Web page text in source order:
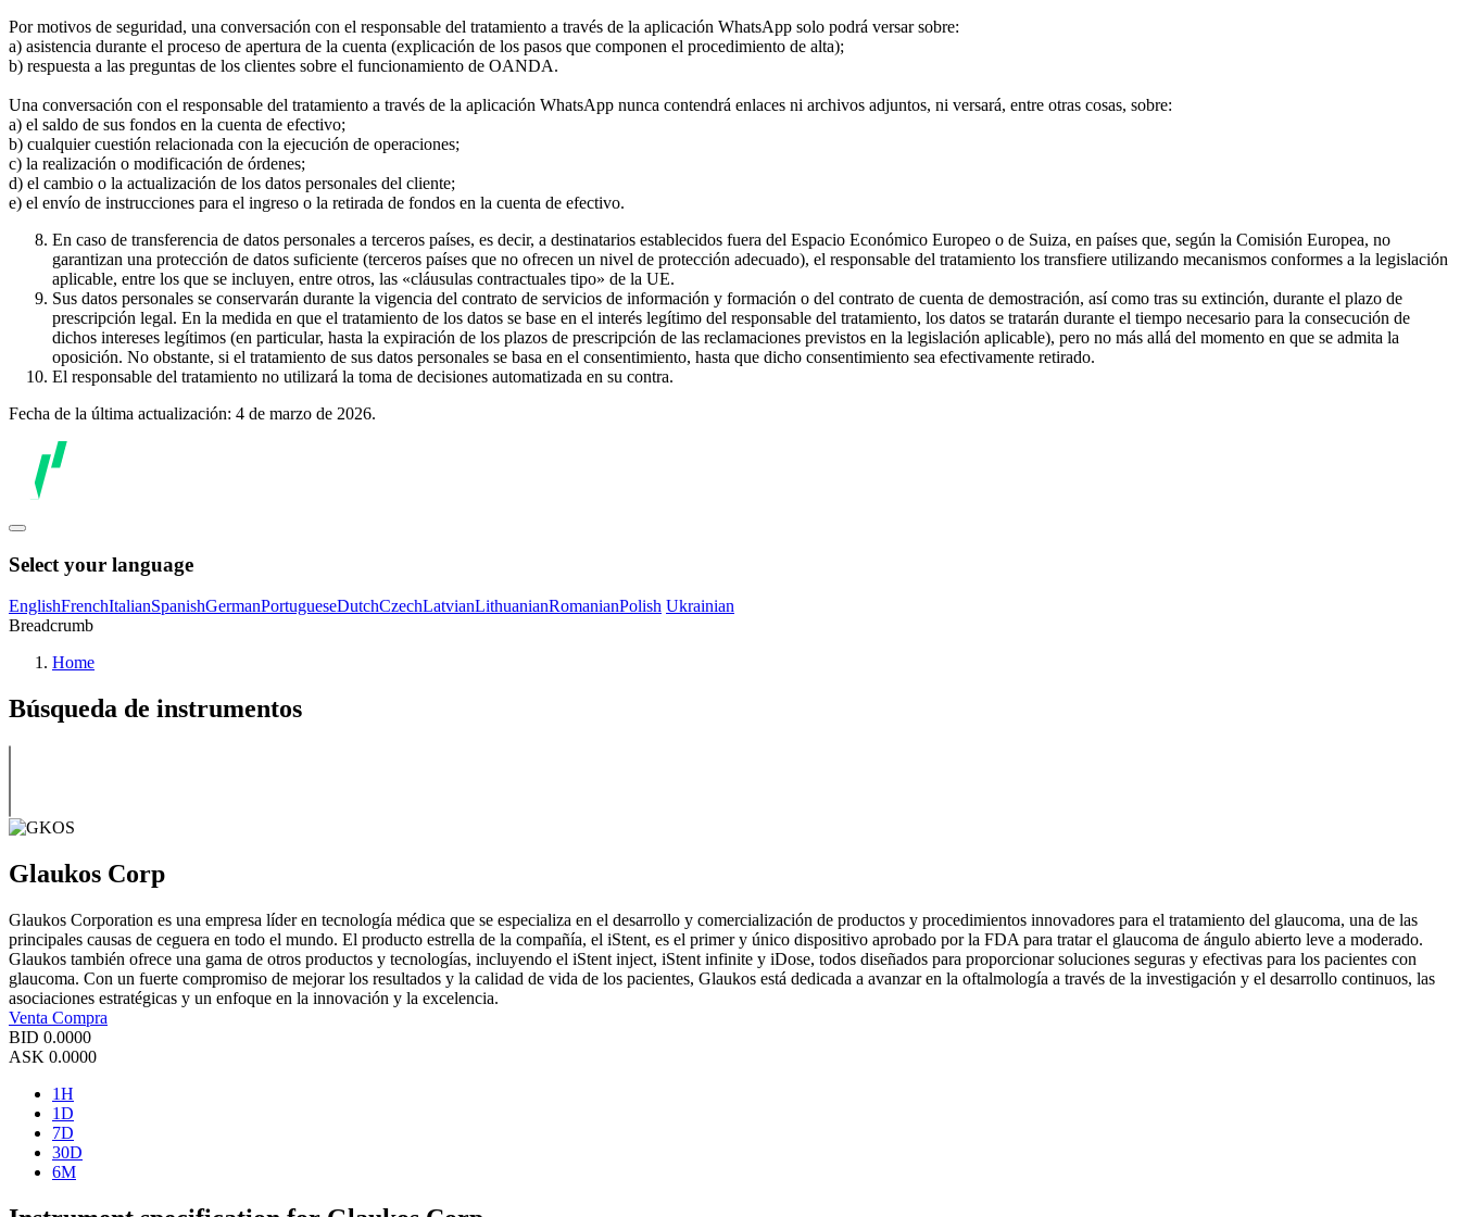
Por motivos de seguridad, una conversación con el responsable del tratamiento a través de la aplicación WhatsApp solo podrá versar sobre:
a) asistencia durante el proceso de apertura de la cuenta (explicación de los pasos que componen el procedimiento de alta);
b) respuesta a las preguntas de los clientes sobre el funcionamiento de OANDA.
Una conversación con el responsable del tratamiento a través de la aplicación WhatsApp nunca contendrá enlaces ni archivos adjuntos, ni versará, entre otras cosas, sobre:
a) el saldo de sus fondos en la cuenta de efectivo;
b) cualquier cuestión relacionada con la ejecución de operaciones;
c) la realización o modificación de órdenes;
d) el cambio o la actualización de los datos personales del cliente;
e) el envío de instrucciones para el ingreso o la retirada de fondos en la cuenta de efectivo.
En caso de transferencia de datos personales a terceros países, es decir, a destinatarios establecidos fuera del Espacio Económico Europeo o de Suiza, en países que, según la Comisión Europea, no
garantizan una protección de datos suficiente (terceros países que no ofrecen un nivel de protección adecuado), el responsable del tratamiento los transfiere utilizando mecanismos conformes a la legislación
aplicable, entre los que se incluyen, entre otros, las «cláusulas contractuales tipo» de la UE.
Sus datos personales se conservarán durante la vigencia del contrato de servicios de información y formación o del contrato de cuenta de demostración, así como tras su extinción, durante el plazo de
prescripción legal. En la medida en que el tratamiento de los datos se base en el interés legítimo del responsable del tratamiento, los datos se tratarán durante el tiempo necesario para la consecución de
dichos intereses legítimos (en particular, hasta la expiración de los plazos de prescripción de las reclamaciones previstos en la legislación aplicable), pero no más allá del momento en que se admita la
oposición. No obstante, si el tratamiento de sus datos personales se basa en el consentimiento, hasta que dicho consentimiento sea efectivamente retirado.
El responsable del tratamiento no utilizará la toma de decisiones automatizada en su contra.
Fecha de la última actualización: 4 de marzo de 2026.
Select your language
EnglishFrenchItalianSpanishGermanPortugueseDutchCzechLatvianLithuanianRomanianPolish Ukrainian
Breadcrumb
Home
Búsqueda de instrumentos
Glaukos Corp
Glaukos Corporation es una empresa líder en tecnología médica que se especializa en el desarrollo y comercialización de productos y procedimientos innovadores para el tratamiento del glaucoma, una de las
principales causas de ceguera en todo el mundo. El producto estrella de la compañía, el iStent, es el primer y único dispositivo aprobado por la FDA para tratar el glaucoma de ángulo abierto leve a moderado.
Glaukos también ofrece una gama de otros productos y tecnologías, incluyendo el iStent inject, iStent infinite y iDose, todos diseñados para proporcionar soluciones seguras y efectivas para los pacientes con
glaucoma. Con un fuerte compromiso de mejorar los resultados y la calidad de vida de los pacientes, Glaukos está dedicada a avanzar en la oftalmología a través de la investigación y el desarrollo continuos, las
asociaciones estratégicas y un enfoque en la innovación y la excelencia.
Venta Compra
BID 0.0000
ASK 0.0000
1H
1D
7D
30D
6M